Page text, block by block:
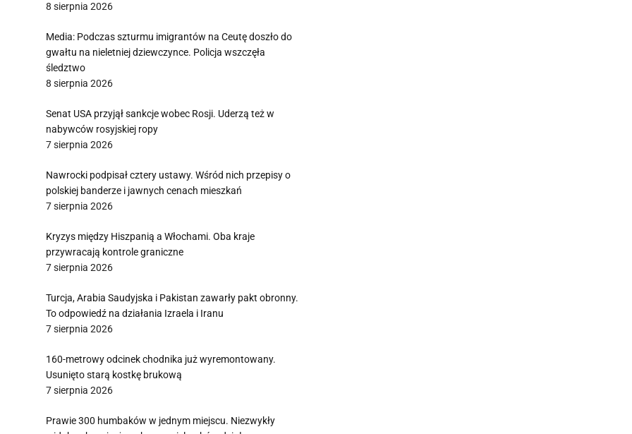
8 sierpnia 2026
Media: Podczas szturmu imigrantów na Ceutę doszło do
gwałtu na nieletniej dziewczynce. Policja wszczęła
śledztwo
8 sierpnia 2026
Senat USA przyjął sankcje wobec Rosji. Uderzą też w
nabywców rosyjskiej ropy
7 sierpnia 2026
Nawrocki podpisał cztery ustawy. Wśród nich przepisy o
polskiej banderze i jawnych cenach mieszkań
7 sierpnia 2026
Kryzys między Hiszpanią a Włochami. Oba kraje
przywracają kontrole graniczne
7 sierpnia 2026
Turcja, Arabia Saudyjska i Pakistan zawarły pakt obronny.
To odpowiedź na działania Izraela i Iranu
7 sierpnia 2026
160-metrowy odcinek chodnika już wyremontowany.
Usunięto starą kostkę brukową
7 sierpnia 2026
Prawie 300 humbaków w jednym miejscu. Niezwykły